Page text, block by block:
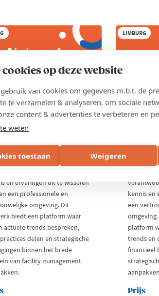
cookies op deze website
van cookies om gegevens m.b.t. de
te verzamelen & analyseren, om sociale
content & advertenties te verbeteren en
weten
toestaan Weigeren
2026 TRAJECT
Facility
Facility Management
en ervaringen uit te wisselen
een professionele en
omgeving. Dit
biedt een platform waar
actuele trends bespreken,
delen en strategische
binnen het brede
van facility management
LIMBURG
1 SEP 2026
Beheer
Netwerk
kennis en
een
platform
trends en
financieel
Prijs